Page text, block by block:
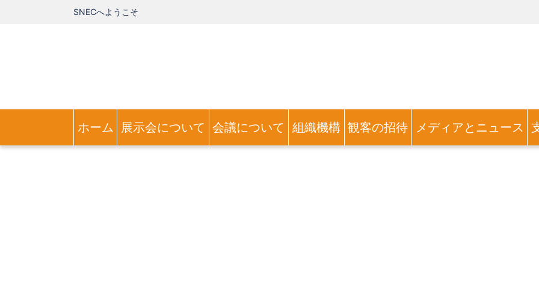
SNECへようこそ
ホーム 展示会について 会議について 組織機構 観客の招待 メディアとニュース